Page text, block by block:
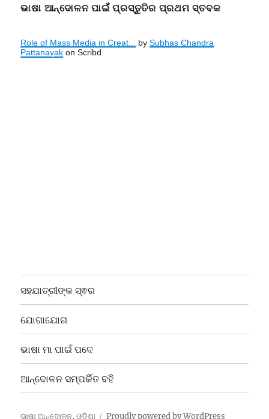
ଭାଷା ଆନ୍ଦୋଳନ ପାଇଁ ପ୍ରସ୍ତୁତିର ପ୍ରଥମ ସ୍ତବକ
Role of Mass Media in Creat... bySubhas Chandra
Pattanayak on Scribd
ସହଯାତ୍ରୀଙ୍କ ସ୍ଵର
ଯୋଗାଯୋଗ
ଭାଷା ମା ପାଇଁ ପଦେ
ଆନ୍ଦୋଳନ ସମ୍ପର୍କିତ ବହି
ଭାଷା ଆନ୍ଦୋଳନ, ଓଡ଼ିଶା Proudly powered by WordPress